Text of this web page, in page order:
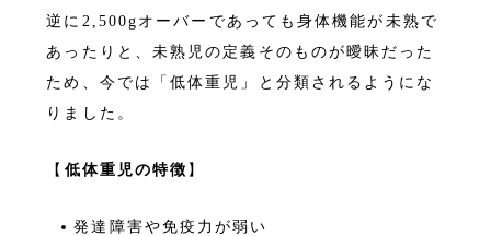
逆に2,500gオーバーであっても身体機能が未熟で
あったりと、未熟児の定義そのものが曖昧だった
ため、今では「低体重児」と分類されるようにな
りました。
【 低体重児の特徴 】
発達障害や免疫力が弱い